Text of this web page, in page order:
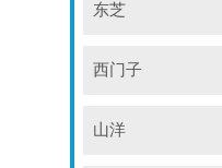
东芝
西门子
山洋